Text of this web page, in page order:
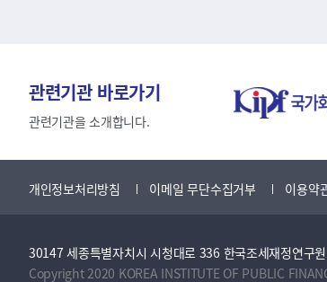
재무결산실무 과정 ○ 국가회계의 활
교육 과정 소개 구분 및 과정 국가회계
사업담당자 (공공기관) 재무결산 담당 공
중급 중급~고급 목 표 기본적이고 필수
국가회계지식 함양 회계업무 담당자의
교육 ○ 근거 법령 ▪ 국가회계법 제27조
(회계관계공무원 등의 교육) ▪ 국가회
제8조(회계관계공무원 등에 대한 교육
과정(수입･지출/국유･물품･사업) ○
교육 과정 소개 구분 및 과정 국가회계이
관심이 있는 공무원 (공공기관) 회계
사업담당자 (공공기관) 재무결산 담당
관련기관 바로가기
관련기관을 소개합니다.
개인정보처리방침 이메일 무단수집거부 이용약
30147 세종특별자치시 시청대로 336 한국조세재정연
Copyright 2020 KOREA INSTITUTE OF PUBLIC